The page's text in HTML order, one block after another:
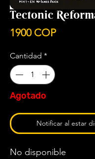
Tectonic
1900 COPPrecio
Cantidad *
Agotado
Notificar al estar
No disponible